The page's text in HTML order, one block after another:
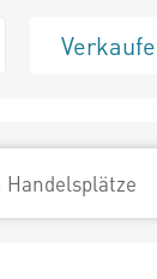
Handelsplätze